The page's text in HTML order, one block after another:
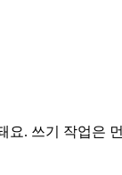
요. 쓰기 작업은